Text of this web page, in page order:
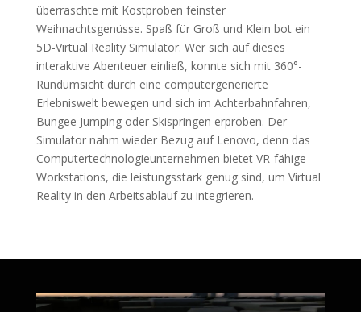
überraschte mit Kostproben feinster
Weihnachtsgenüsse. Spaß für Groß und Klein bot ein
5D-Virtual Reality Simulator. Wer sich auf dieses
interaktive Abenteuer einließ, konnte sich mit 360°-
Rundumsicht durch eine computergenerierte
Erlebniswelt bewegen und sich im Achterbahnfahren,
Bungee Jumping oder Skispringen erproben. Der
Simulator nahm wieder Bezug auf Lenovo, denn das
Computertechnologieunternehmen bietet VR-fähige
Workstations, die leistungsstark genug sind, um Virtual
Reality in den Arbeitsablauf zu integrieren.